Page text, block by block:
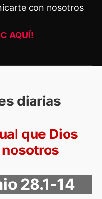
con nosotros
AQUÍ!
diarias
que Dios
28.1-14